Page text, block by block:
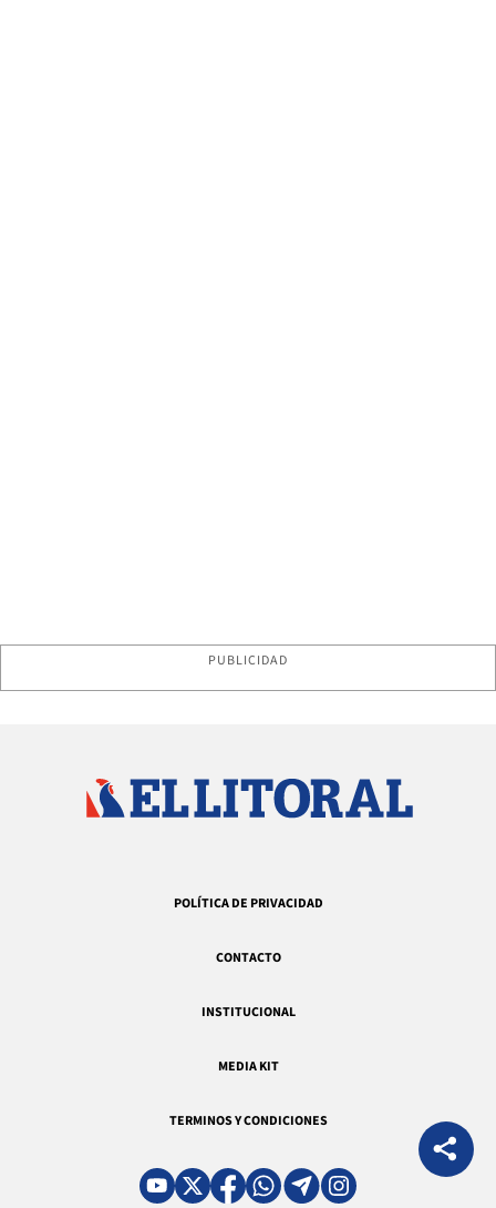
PUBLICIDAD
POLÍTICA DE PRIVACIDAD
CONTACTO
INSTITUCIONAL
MEDIA KIT
TERMINOS Y CONDICIONES